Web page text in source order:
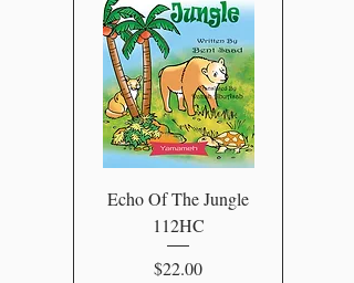
Echo Of The Jungle
112HC
Price
$22.00